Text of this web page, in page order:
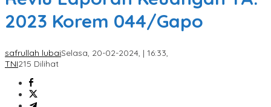
2023 Korem 044/Gapo
safrullah lubaiSelasa, 20-02-2024, | 16:33,
TNI215 Dilihat